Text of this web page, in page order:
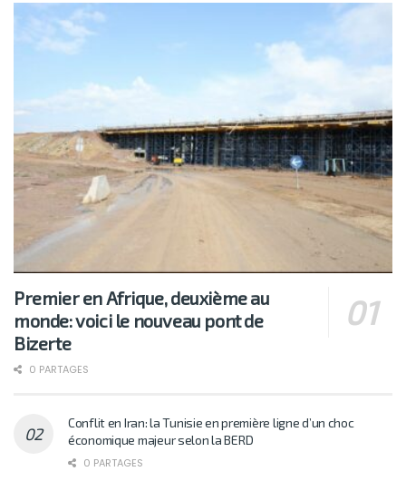
Premier en Afrique, deuxième au
monde: voici le nouveau pont de
Bizerte
0 PARTAGES
Conflit en Iran: la Tunisie en première ligne d’un choc
économique majeur selon la BERD
0 PARTAGES